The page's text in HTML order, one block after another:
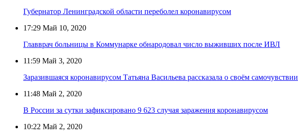
Губернатор Ленинградской области переболел коронавирусом
17:29 Май 10, 2020
Главврач больницы в Коммунарке обнародовал число выживших после ИВЛ
11:59 Май 3, 2020
Заразившаяся коронавирусом Татьяна Васильева рассказала о своём самочувствии
11:48 Май 2, 2020
В России за сутки зафиксировано 9 623 случая заражения коронавирусом
10:22 Май 2, 2020